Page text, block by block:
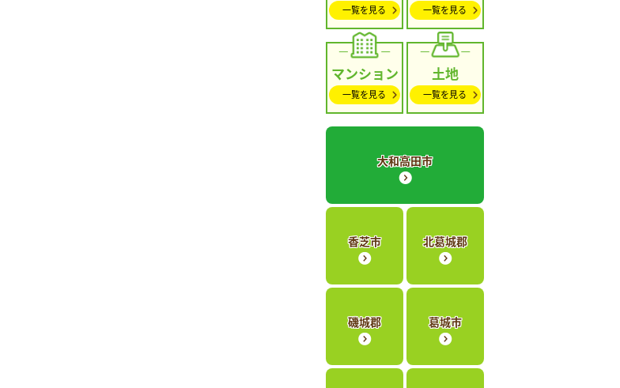
一覧を見る 一覧を見る
マンション
一覧を見る
土地
一覧を見る
大和高田市
香芝市 北葛城郡
磯城郡 葛城市